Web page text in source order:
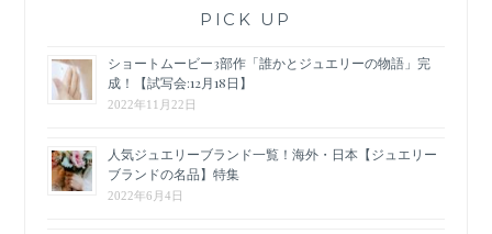
PICK UP
ショートムービー3部作「誰かとジュエリーの物語」完
成！【試写会:12月18日】
2022年11月22日
人気ジュエリーブランド一覧！海外・日本【ジュエリー
ブランドの名品】特集
2022年6月4日